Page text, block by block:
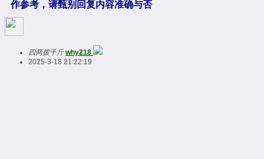
作参考，请甄别回复内容准确与否
四两拨千斤 why218
2025-3-18 21:22:19